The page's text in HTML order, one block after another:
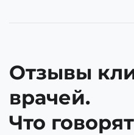
Отзывы
врачей.
Что